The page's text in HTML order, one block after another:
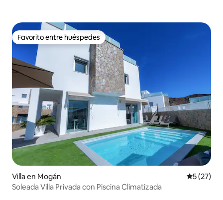
Favorito entre huéspedes
Favorito entre huéspedes
Villa en Mogán
5 (27)
Soleada Villa Privada con Piscina Climatizada